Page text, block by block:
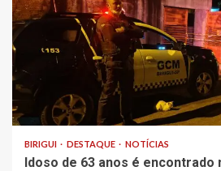
BIRIGUI DESTAQUE NOTÍCIAS
Idoso de 63 anos é